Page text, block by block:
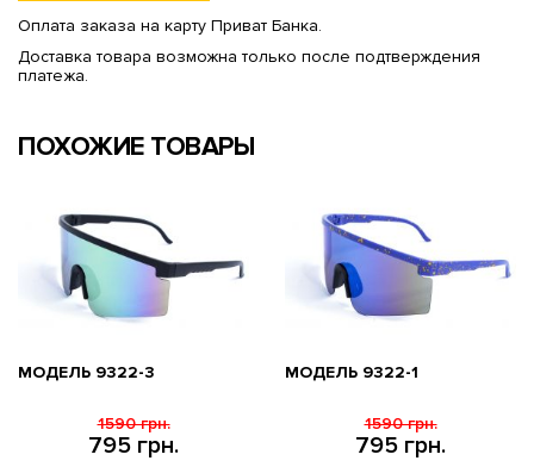
Оплата заказа на карту Приват Банка.
Доставка товара возможна только после подтверждения
платежа.
ПОХОЖИЕ ТОВАРЫ
МОДЕЛЬ 9322-3
795 грн.
1590 грн.
МОДЕЛЬ 9322-1
795 грн.
1590 грн.